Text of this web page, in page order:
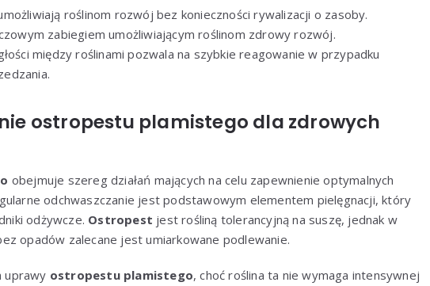
roślinom rozwój bez konieczności rywalizacji o zasoby.
zabiegiem umożliwiającym roślinom zdrowy rozwój.
między roślinami pozwala na szybkie reagowanie w przypadku
ostropestu plamistego dla zdrowych
obejmuje szereg działań mających na celu zapewnienie optymalnych
odchwaszczanie jest podstawowym elementem pielęgnacji, który
odżywcze. Ostropest jest rośliną tolerancyjną na suszę, jednak w
opadów zalecane jest umiarkowane podlewanie.
uprawy ostropestu plamistego, choć roślina ta nie wymaga intensywnej